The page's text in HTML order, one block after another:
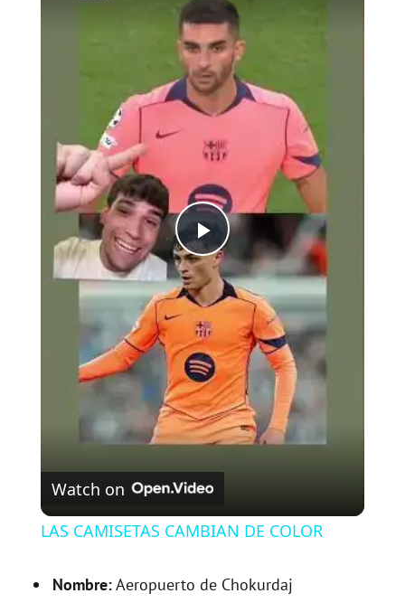
P
l
a
y
V
i
d
Watch on
LAS CAMISETAS CAMBIAN DE COLOR
Nombre:Aeropuerto de Chokurdaj